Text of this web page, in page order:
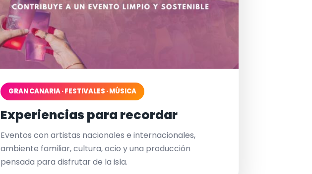
GRAN CANARIA · FESTIVALES · MÚSICA
Experiencias para recordar
Eventos con artistas nacionales e internacionales,
ambiente familiar, cultura, ocio y una producción
pensada para disfrutar de la isla.